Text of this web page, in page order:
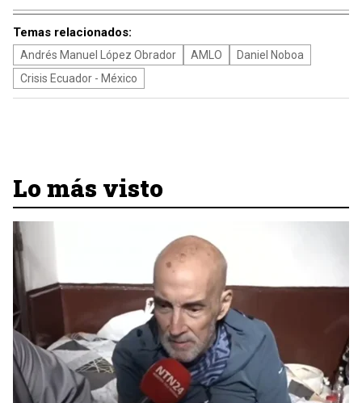
Temas relacionados:
Andrés Manuel López Obrador AMLO
Daniel Noboa
Crisis Ecuador - México
Lo más visto